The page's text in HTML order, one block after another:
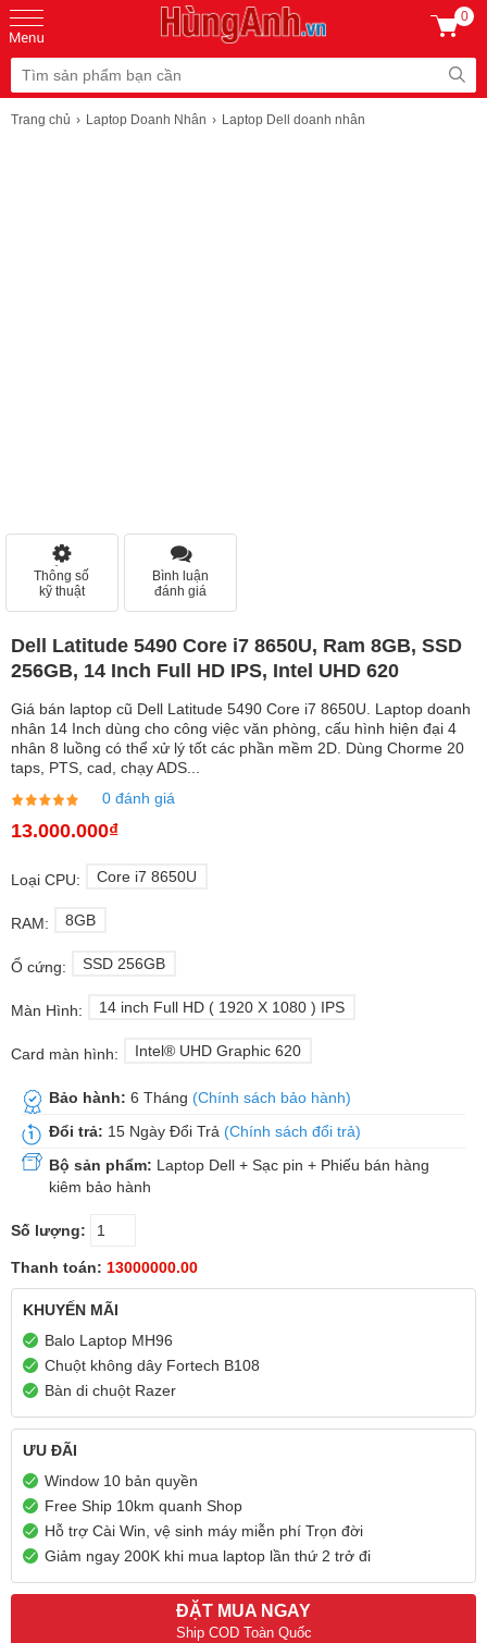
0
Trang chủ Laptop Doanh Nhân Laptop Dell doanh nhân
Thông số
kỹ thuật
Bình luận
đánh giá
Dell Latitude 5490 Core i7 8650U, Ram 8GB, SSD
256GB, 14 Inch Full HD IPS, Intel UHD 620
Giá bán laptop cũ Dell Latitude 5490 Core i7 8650U. Laptop doanh
nhân 14 Inch dùng cho công việc văn phòng, cấu hình hiện đại 4
nhân 8 luồng có thể xử lý tốt các phần mềm 2D. Dùng Chorme 20
taps, PTS, cad, chạy ADS...
0 đánh giá
13.000.000₫
Loại CPU: Core i7 8650U
RAM: 8GB
Ổ cứng: SSD 256GB
Màn Hình: 14 inch Full HD ( 1920 X 1080 ) IPS
Card màn hình: Intel® UHD Graphic 620
Bảo hành: 6 Tháng (Chính sách bảo hành)
Đổi trả: 15 Ngày Đổi Trả (Chính sách đổi trả)
Bộ sản phẩm: Laptop Dell + Sạc pin + Phiếu bán hàng
kiêm bảo hành
Số lượng:
Thanh toán: 13000000.00
KHUYẾN MÃI
Balo Laptop MH96
Chuột không dây Fortech B108
Bàn di chuột Razer
ƯU ĐÃI
Window 10 bản quyền
Free Ship 10km quanh Shop
Hỗ trợ Cài Win, vệ sinh máy miễn phí Trọn đời
Giảm ngay 200K khi mua laptop lần thứ 2 trở đi
ĐẶT MUA NGAY
Ship COD Toàn Quốc